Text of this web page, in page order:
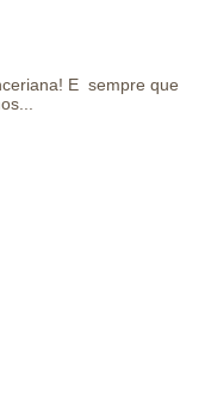
E sempre que